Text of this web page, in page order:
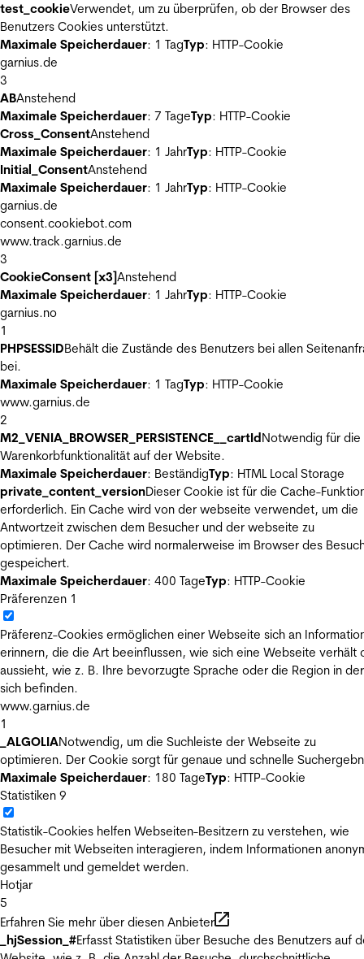
test_cookieVerwendet, um zu überprüfen, ob der Browser des
Benutzers Cookies unterstützt.
Maximale Speicherdauer: 1 TagTyp: HTTP-Cookie
garnius.de
3
ABAnstehend
Maximale Speicherdauer: 7 TageTyp: HTTP-Cookie
Cross_ConsentAnstehend
Maximale Speicherdauer: 1 JahrTyp: HTTP-Cookie
Initial_ConsentAnstehend
Maximale Speicherdauer: 1 JahrTyp: HTTP-Cookie
garnius.de
consent.cookiebot.com
www.track.garnius.de
3
CookieConsent [x3]Anstehend
Maximale Speicherdauer: 1 JahrTyp: HTTP-Cookie
garnius.no
1
PHPSESSIDBehält die Zustände des Benutzers bei allen
bei.
Maximale Speicherdauer: 1 TagTyp: HTTP-Cookie
www.garnius.de
2
M2_VENIA_BROWSER_PERSISTENCE__cartIdNotwendig für die
Warenkorbfunktionalität auf der Website.
Maximale Speicherdauer: BeständigTyp: HTML Local Storage
private_content_versionDieser Cookie ist für die Cache-
erforderlich. Ein Cache wird von der webseite verwendet, um die
Antwortzeit zwischen dem Besucher und der webseite zu
optimieren. Der Cache wird normalerweise im Browser des
gespeichert.
Maximale Speicherdauer: 400 TageTyp: HTTP-Cookie
Präferenzen 1
Präferenz-Cookies ermöglichen einer Webseite sich an
erinnern, die die Art beeinflussen, wie sich eine Webseite verhält
aussieht, wie z. B. Ihre bevorzugte Sprache oder die Region in
sich befinden.
www.garnius.de
1
_ALGOLIANotwendig, um die Suchleiste der Webseite zu
optimieren. Der Cookie sorgt für genaue und schnelle
Maximale Speicherdauer: 180 TageTyp: HTTP-Cookie
Statistiken 9
Statistik-Cookies helfen Webseiten-Besitzern zu verstehen, wie
Besucher mit Webseiten interagieren, indem Informationen
gesammelt und gemeldet werden.
Hotjar
5
Erfahren Sie mehr über diesen Anbieter
_hjSession_#Erfasst Statistiken über Besuche des Benutzers auf